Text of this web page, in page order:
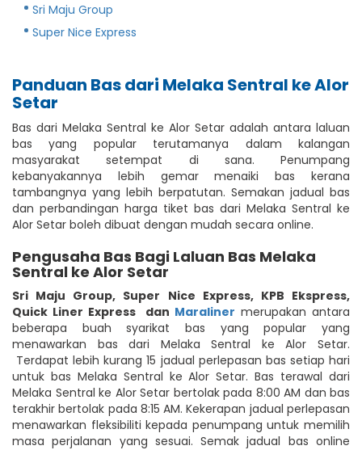
Sri Maju Group
Super Nice Express
Panduan Bas dari Melaka Sentral ke Alor
Setar
Bas dari Melaka Sentral ke Alor Setar adalah antara laluan
bas yang popular terutamanya dalam kalangan
masyarakat setempat di sana. Penumpang
kebanyakannya lebih gemar menaiki bas kerana
tambangnya yang lebih berpatutan. Semakan jadual bas
dan perbandingan harga tiket bas dari Melaka Sentral ke
Alor Setar boleh dibuat dengan mudah secara online.
Pengusaha Bas Bagi Laluan Bas Melaka
Sentral ke Alor Setar
Sri Maju Group, Super Nice Express, KPB Ekspress,
Quick Liner Express
dan Maraliner merupakan antara
beberapa buah syarikat bas yang popular yang
menawarkan bas dari Melaka Sentral ke Alor Setar.
Terdapat lebih kurang 15 jadual perlepasan bas setiap hari
untuk bas Melaka Sentral ke Alor Setar. Bas terawal dari
Melaka Sentral ke Alor Setar bertolak pada 8:00 AM dan bas
terakhir bertolak pada 8:15 AM. Kekerapan jadual perlepasan
menawarkan fleksibiliti kepada penumpang untuk memilih
masa perjalanan yang sesuai. Semak jadual bas online